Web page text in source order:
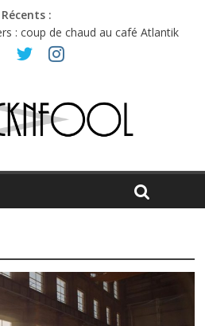
Récents :
: coup de chaud au café Atlantik
et émotions en hausse
de choisir entre chaleur et bonne
Festival : entre bière, métal et
leçon de pop du Professeur Puth